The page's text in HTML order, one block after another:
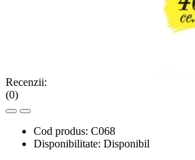
Recenzii:
(0)
Cod produs: C068
Disponibilitate: Disponibil